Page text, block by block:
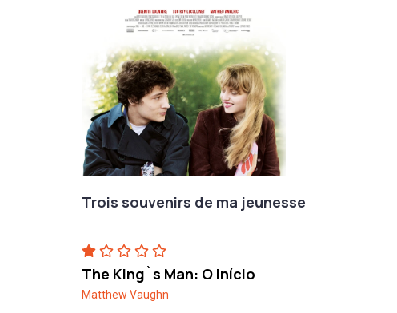
Trois souvenirs de ma jeunesse
The King`s Man: O Início
Matthew Vaughn